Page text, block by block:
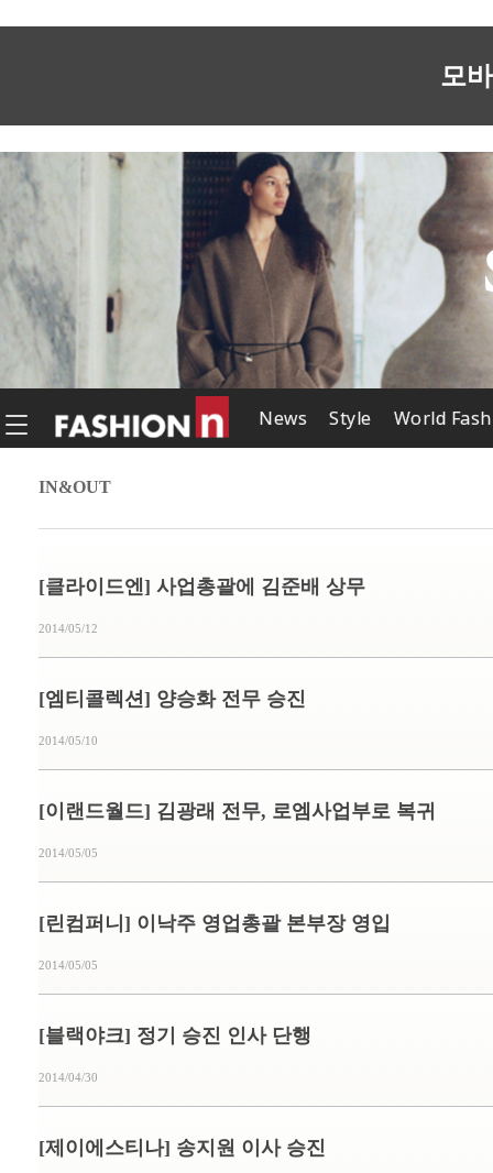
모
News Style World
IN&OUT
[클라이드엔] 사업총괄에 김준배 상무
2014/05/12
[엠티콜렉션] 양승화 전무 승진
2014/05/10
[이랜드월드] 김광래 전무, 로엠사업부로 복귀
2014/05/05
[린컴퍼니] 이낙주 영업총괄 본부장 영입
2014/05/05
[블랙야크] 정기 승진 인사 단행
2014/04/30
[제이에스티나] 송지원 이사 승진